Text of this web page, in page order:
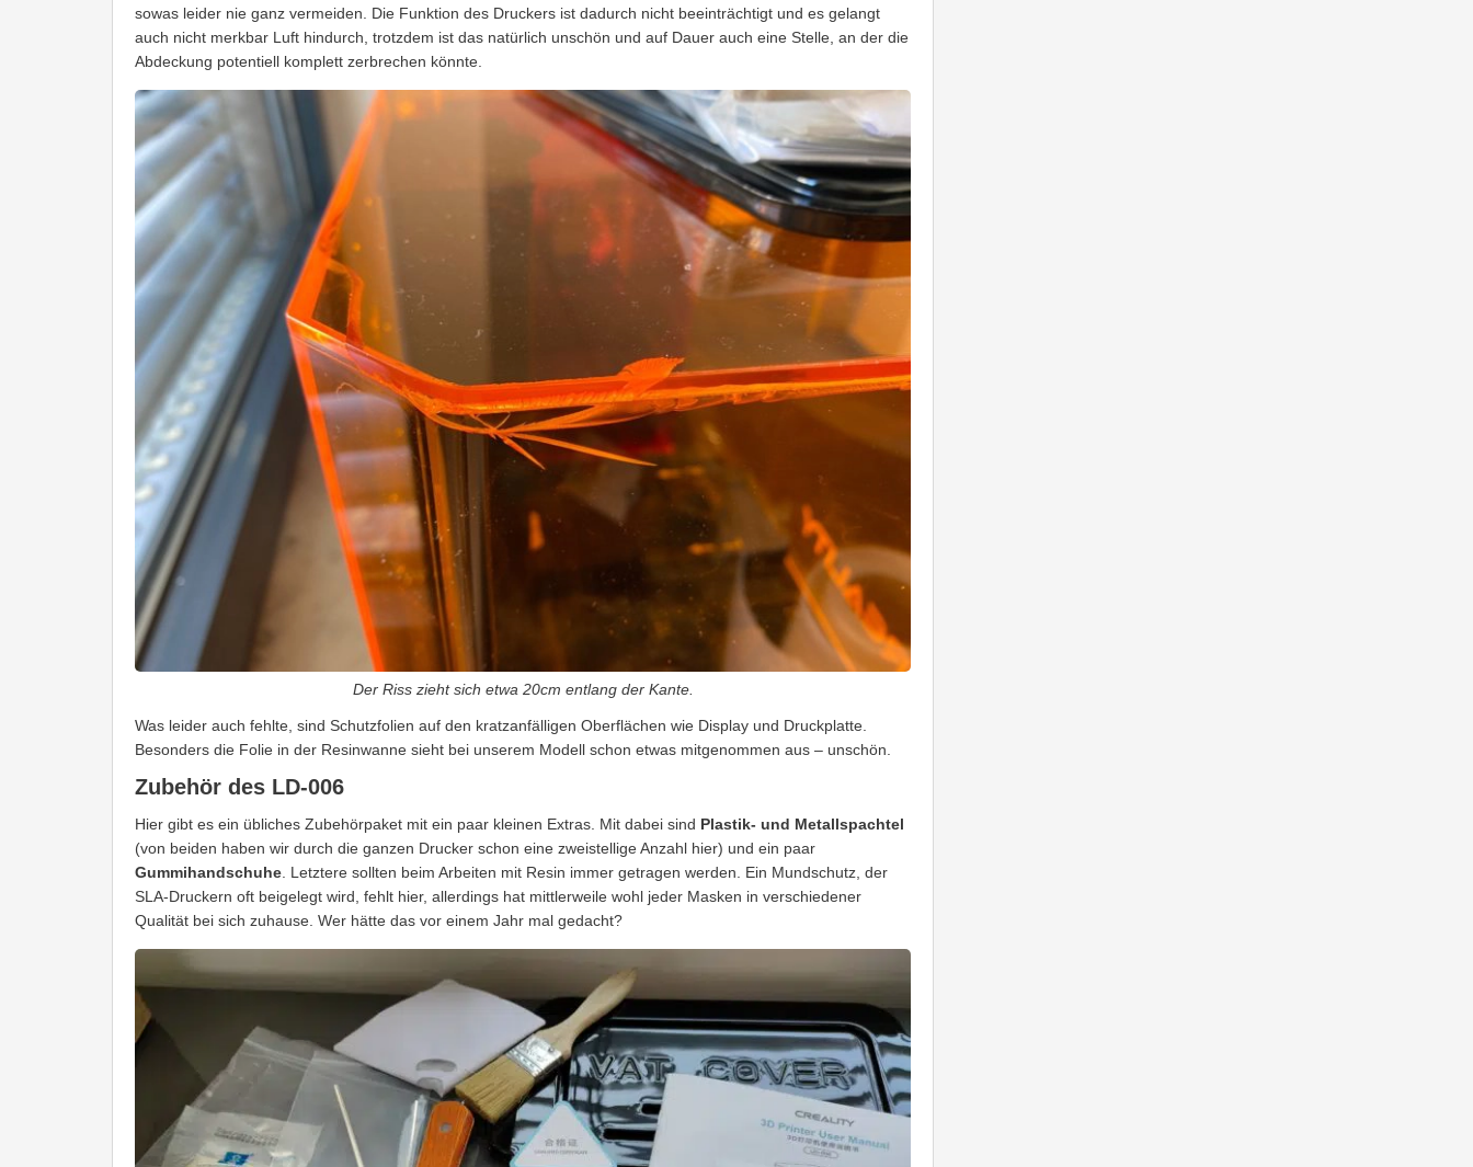
sowas leider nie ganz vermeiden. Die Funktion des Druckers ist dadurch nicht beeinträchtigt und es gelangt
auch nicht merkbar Luft hindurch, trotzdem ist das natürlich unschön und auf Dauer auch eine Stelle, an der die
Abdeckung potentiell komplett zerbrechen könnte.
Der Riss zieht sich etwa 20cm entlang der Kante.
Was leider auch fehlte, sind Schutzfolien auf den kratzanfälligen Oberflächen wie Display und Druckplatte.
Besonders die Folie in der Resinwanne sieht bei unserem Modell schon etwas mitgenommen aus – unschön.
Zubehör des LD-006
Hier gibt es ein übliches Zubehörpaket mit ein paar kleinen Extras. Mit dabei sind Plastik- und Metallspachtel
(von beiden haben wir durch die ganzen Drucker schon eine zweistellige Anzahl hier) und ein paar
Gummihandschuhe. Letztere sollten beim Arbeiten mit Resin immer getragen werden. Ein Mundschutz, der
SLA-Druckern oft beigelegt wird, fehlt hier, allerdings hat mittlerweile wohl jeder Masken in verschiedener
Qualität bei sich zuhause. Wer hätte das vor einem Jahr mal gedacht?